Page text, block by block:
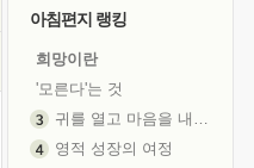
아침편지 랭킹
희망이란
'모른다'는 것
귀를 열고 마음을 내어주고
영적 성장의 여정